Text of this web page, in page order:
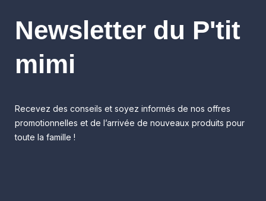
Newsletter du P'tit
mimi
Recevez des conseils et soyez informés de nos offres
promotionnelles et de l’arrivée de nouveaux produits pour
toute la famille !